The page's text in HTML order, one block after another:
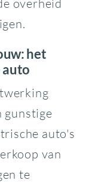
overheid
het
auto
gunstige
auto's
van
te